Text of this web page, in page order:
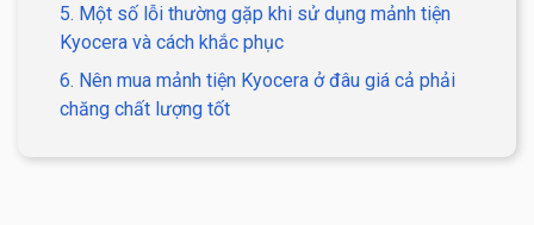
5. Một số lỗi thường gặp khi sử dụng mảnh tiện
Kyocera và cách khắc phục
6. Nên mua mảnh tiện Kyocera ở đâu giá cả phải
chăng chất lượng tốt